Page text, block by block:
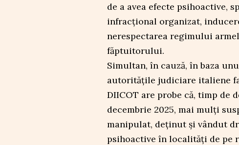
de a avea efecte psihoactive,
infracțional organizat,
nerespectarea regimului
făptuitorului.
Simultan, în cauză, în baza
autoritățile judiciare italiene
DIICOT are probe că, timp de
decembrie 2025, mai mulți
manipulat, deținut și vândut
psihoactive în localități de pe